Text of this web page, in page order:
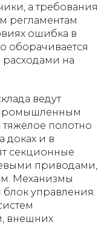
а требования
регламентам
ошибка в
оборачивается
на
ведут
промышленным
полотно
доках и в
секционные
приводами,
Механизмы
управления:
внешних